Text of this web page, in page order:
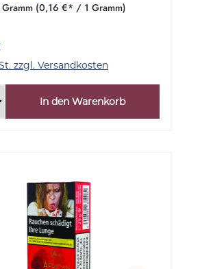
(0,16 €* / 1 Gramm)
zzgl. Versandkosten
In den Warenkorb